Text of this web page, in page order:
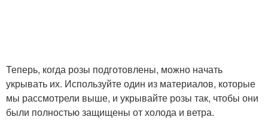
Теперь, когда розы подготовлены, можно начать
укрывать их. Используйте один из материалов, которые
мы рассмотрели выше, и укрывайте розы так, чтобы они
были полностью защищены от холода и ветра.